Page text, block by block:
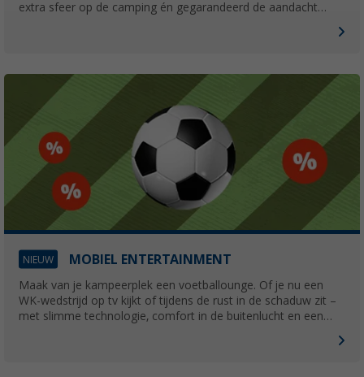
extra sfeer op de camping én gegarandeerd de aandacht
NIEUW MOBIEL ENTERTAINMENT
Maak van je kampeerplek een voetballounge. Of je nu een
WK-wedstrijd op tv kijkt of tijdens de rust in de schaduw zit –
met slimme technologie, comfort in de buitenlucht en een